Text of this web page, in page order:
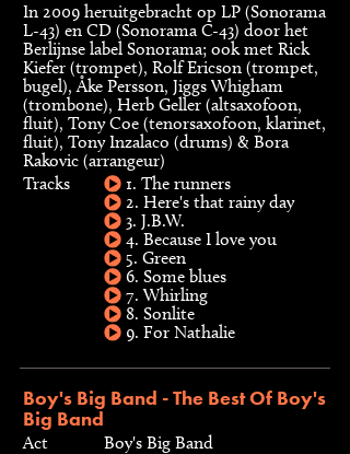
In 2009 heruitgebracht op LP (Sonorama
L-43) en CD (Sonorama C-43) door het
Berlijnse label Sonorama; ook met Rick
Kiefer (trompet), Rolf Ericson (trompet,
bugel), Åke Persson, Jiggs Whigham
(trombone), Herb Geller (altsaxofoon,
fluit), Tony Coe (tenorsaxofoon, klarinet,
fluit), Tony Inzalaco (drums) & Bora
Rakovic (arrangeur)
Tracks
1. The runners
2. Here's that rainy day
3. J.B.W.
4. Because I love you
5. Green
6. Some blues
7. Whirling
8. Sonlite
9. For Nathalie
Boy's Big Band - The Best Of Boy's
Big Band
Act
Boy's Big Band